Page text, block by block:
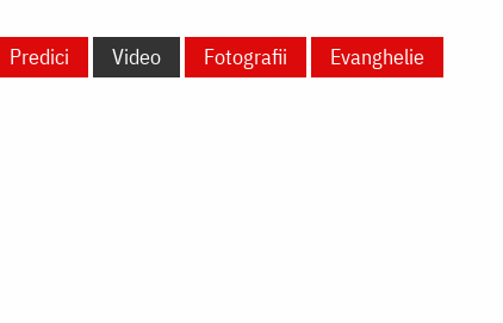
Predici Video Fotografii
Evanghelie